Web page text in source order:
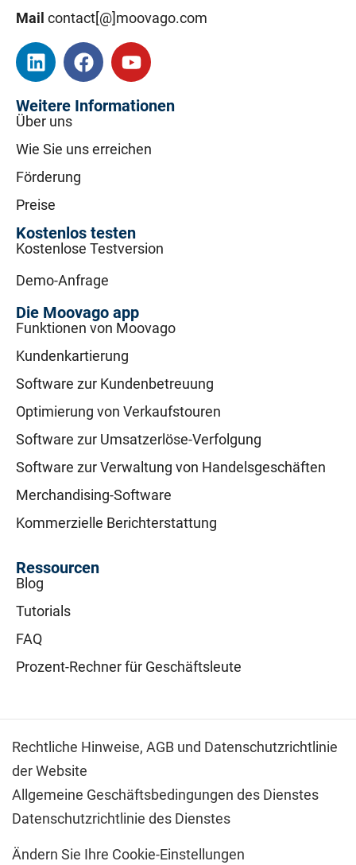
Mail contact[@]moovago.com
Weitere Informationen
Über uns
Wie Sie uns erreichen
Förderung
Preise
Kostenlos testen
Kostenlose Testversion
Demo-Anfrage
Die Moovago app
Funktionen von Moovago
Kundenkartierung
Software zur Kundenbetreuung
Optimierung von Verkaufstouren
Software zur Umsatzerlöse-Verfolgung
Software zur Verwaltung von Handelsgeschäften
Merchandising-Software
Kommerzielle Berichterstattung
Ressourcen
Blog
Tutorials
FAQ
Prozent-Rechner für Geschäftsleute
Rechtliche Hinweise, AGB und Datenschutzrichtlinie
der Website
Allgemeine Geschäftsbedingungen des Dienstes
Datenschutzrichtlinie des Dienstes
Ändern Sie Ihre Cookie-Einstellungen